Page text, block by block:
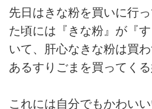
先日はきな粉を買いに行
た頃には『きな粉』が『
いて、肝心なきな粉は買
あるすりごまを買ってくる
これには自分でもかわい